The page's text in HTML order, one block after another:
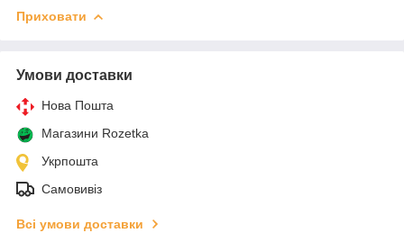
Приховати
Умови доставки
Нова Пошта
Магазини Rozetka
Укрпошта
Самовивіз
Всі умови доставки